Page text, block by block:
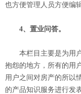
也方便管理人员方便编
4、置业问答。
本栏目主要是为用户
抱怨的地方，所有的用
用户之间对房产的所以
的产品知识服务进行发